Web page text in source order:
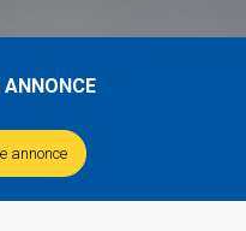
ANNONCE
annonce